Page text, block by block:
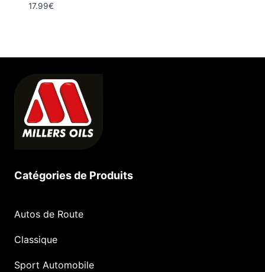
17.99€
Catégories de Produits
Autos de Route
Classique
Sport Automobile